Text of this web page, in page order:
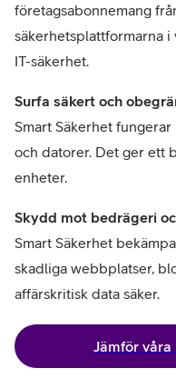
företagsabonnemang
säkerhetsplattformarna
IT-säkerhet.
Surfa säkert och
Smart Säkerhet
och datorer. Det ger ett
enheter.
Skydd mot bedrägeri
Smart Säkerhet
skadliga webbplatser,
affärskritisk data säker.
Jämför